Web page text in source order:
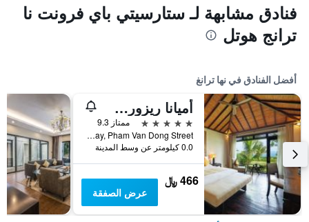
فنادق مشابهة لـ ستارسيتي باي فرونت نا
ترانج هوتل
أفضل الفنادق في نها ترانغ
أميانا ريزورت نها ترانج
5 نجوم
ممتاز 9.3
Nha Trang Bay, Pham Van Dong Street, نها ترانغ, فيتنام
0.0 كيلومتر عن وسط المدينة
466 ﷼
عرض الصفقة